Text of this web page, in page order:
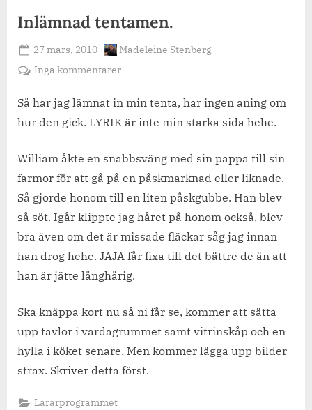
Inlämnad tentamen.
Posted
on
27 mars, 2010 By
Madeleine Stenberg
Inga kommentarertill
tentamen.
Så har jag lämnat in min tenta, har ingen aning om
hur den gick. LYRIK är inte min starka sida hehe.
William åkte en snabbsväng med sin pappa till sin
farmor för att gå på en påskmarknad eller liknade.
Så gjorde honom till en liten påskgubbe. Han blev
så söt. Igår klippte jag håret på honom också, blev
bra även om det är missade fläckar såg jag innan
han drog hehe. JAJA får fixa till det bättre de än att
han är jätte långhårig.
Ska knäppa kort nu så ni får se, kommer att sätta
upp tavlor i vardagrummet samt vitrinskåp och en
hylla i köket senare. Men kommer lägga upp bilder
strax. Skriver detta först.
Lärarprogrammet